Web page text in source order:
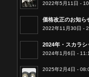
2022年5月11日 -
価格改正のお知ら
2022年11月30日 -
2024年・スカラシ
2024年1月6日 -
2025年2月4日 -